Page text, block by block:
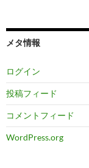
メタ情報
ログイン
投稿フィード
コメントフィード
WordPress.org